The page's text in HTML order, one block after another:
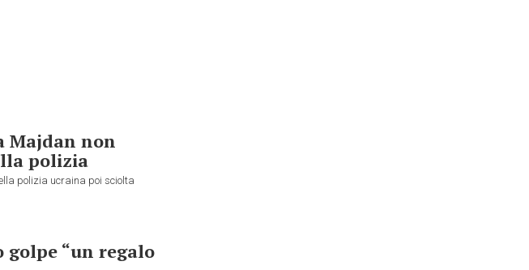
Majdan non
polizia
polizia ucraina poi sciolta
“un regalo